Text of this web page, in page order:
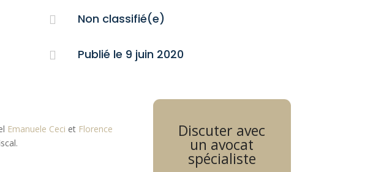
 Non classifié(e)
 Publié le 9 juin 2020
Emanuele Ceci et Florence
Discuter avec
un avocat
spécialiste